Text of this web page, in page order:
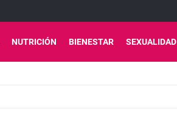
NUTRICIÓN BIENESTAR SEXUALIDAD